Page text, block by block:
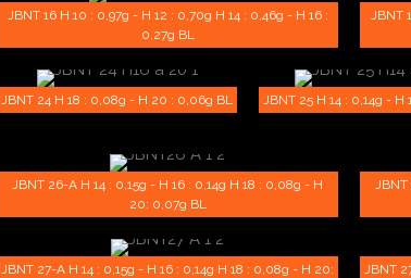
JBNT 16 H 10 : 0,97g - H 12 : 0,70g H 14 : 0,46g - H 16 :
0,27g BL
JBNT
JBNT 24 H 18 : 0,08g - H 20 : 0,06g BL JBNT 25 H 14 : 0,14g - H
JBNT 26-A H 14 : 0,15g - H 16 : 0,14g H 18 : 0,08g - H
20: 0,07g BL
JBNT
JBNT 27-A H 14 : 0,15g - H 16 : 0,14g H 18 : 0,08g - H 20:
JBNT